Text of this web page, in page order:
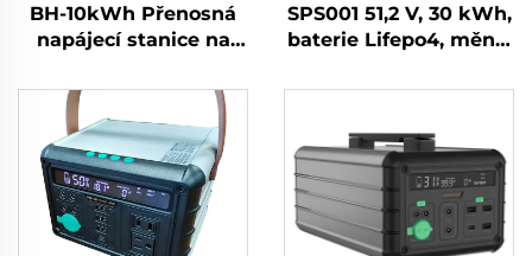
BH-10kWh Přenosná
napájecí stanice na
domácí skladování
energie a venkovní
aktivity s výstupem
AC 5kW
SPS001 51,2 V, 30 kWh,
baterie Lifepo4, měnič
domácího ukládání